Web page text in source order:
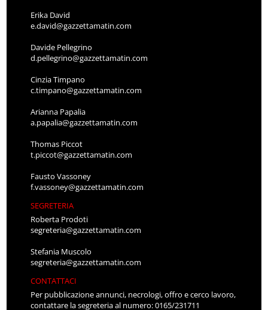
Erika David
e.david@gazzettamatin.com
Davide Pellegrino
d.pellegrino@gazzettamatin.com
Cinzia Timpano
c.timpano@gazzettamatin.com
Arianna Papalia
a.papalia@gazzettamatin.com
Thomas Piccot
t.piccot@gazzettamatin.com
Fausto Vassoney
f.vassoney@gazzettamatin.com
SEGRETERIA
Roberta Prodoti
segreteria@gazzettamatin.com
Stefania Muscolo
segreteria@gazzettamatin.com
CONTATTACI
Per pubblicazione annunci, necrologi, offro e cerco lavoro,
contattare la segreteria al numero: 0165/231711